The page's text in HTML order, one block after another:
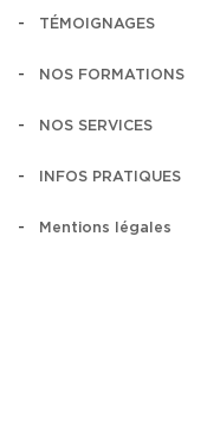
TÉMOIGNAGES
NOS FORMATIONS
NOS SERVICES
INFOS PRATIQUES
Mentions légales